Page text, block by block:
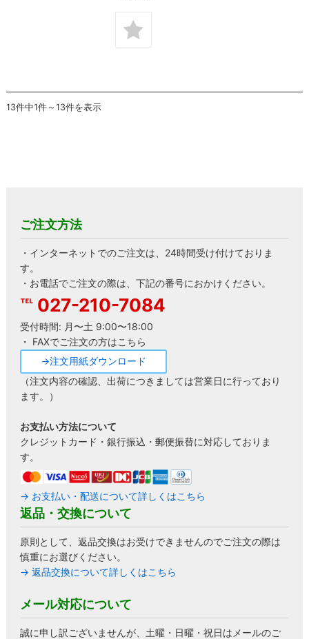
13件中1件～13件を表示
ご注文方法
・インターネットでのご注文は、24時間受け付けておりま
す。
・お電話でご注文の際は、下記の番号におかけください。
027-210-7084
受付時間: 月〜土 9:00〜18:00
・ FAXでご注文の方はこちら
→注文用紙ダウンロード
（注文内容の確認、出荷につきましては営業日に行っており
ます。）
お支払い方法について
クレジットカード・銀行振込・郵便振替に対応しておりま
す。
→ お支払い・配送について詳しくはこちら
返品・交換について
原則として、返品交換はお受けできませんのでご注文の際は
慎重にお選びください。
→ 返品交換について詳しくはこちら
メール対応について
誠に申し訳ございませんが、土曜・日曜・祝日はメールのご